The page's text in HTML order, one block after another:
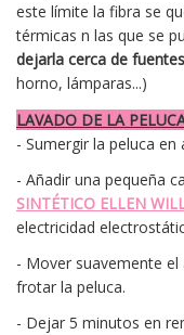
este límite la fibra se
térmicas n las que se
dejarla cerca de
horno, lámparas...)
LAVADO DE LA
- Sumergir la peluca en
- Añadir una pequeña
SINTÉTICO ELLEN
electricidad
- Mover suavemente
frotar la peluca.
- Dejar 5 minutos en